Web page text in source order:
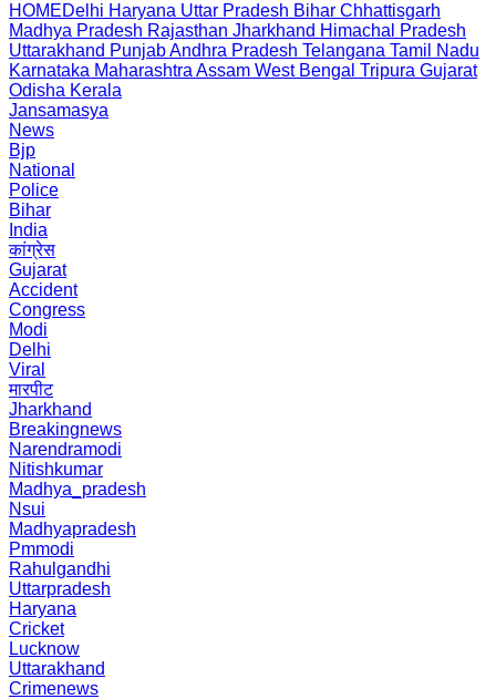
HOMEDelhi Haryana Uttar Pradesh Bihar Chhattisgarh
Madhya Pradesh Rajasthan Jharkhand Himachal Pradesh
Uttarakhand PunjabAndhra Pradesh Telangana Tamil Nadu
Karnataka Maharashtra Assam West Bengal Tripura Gujarat
Odisha Kerala
Jansamasya
News
Bjp
National
Police
Bihar
India
कांग्रेस
Gujarat
Accident
Congress
Modi
Delhi
Viral
मारपीट
Jharkhand
Breakingnews
Narendramodi
Nitishkumar
Madhya_pradesh
Nsui
Madhyapradesh
Pmmodi
Rahulgandhi
Uttarpradesh
Haryana
Cricket
Lucknow
Uttarakhand
Crimenews